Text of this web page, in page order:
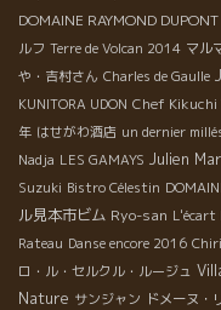
DOMAINE RAYMOND
ルフ Terre de Volcan 2014 マル
や・吉村さん Charles de Gaulle
KUNITORA UDON Chef Kikuchi
年 はせがわ酒店 un dernier
Nadja LES GAMAYS Julien
Suzuki Bistro Célestin
ル見本市ビム Ryo-san
Rateau Danse encore 2016
ロ・ル・セルクル・ルージュ
Nature サンジャン ドメーヌ・